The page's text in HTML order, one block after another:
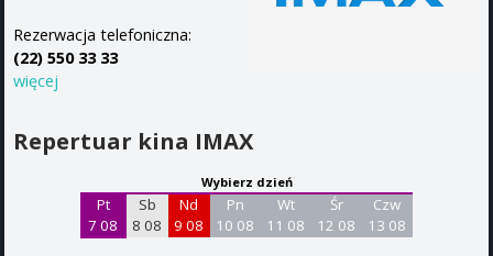
Rezerwacja telefoniczna:
(22) 550 33 33
więcej
Repertuar kina IMAX
Wybierz dzień
Pt
7 08
Sb
8 08
Nd
9 08
Pn
10 08
Wt
11 08
Śr
12 08
Czw
13 08